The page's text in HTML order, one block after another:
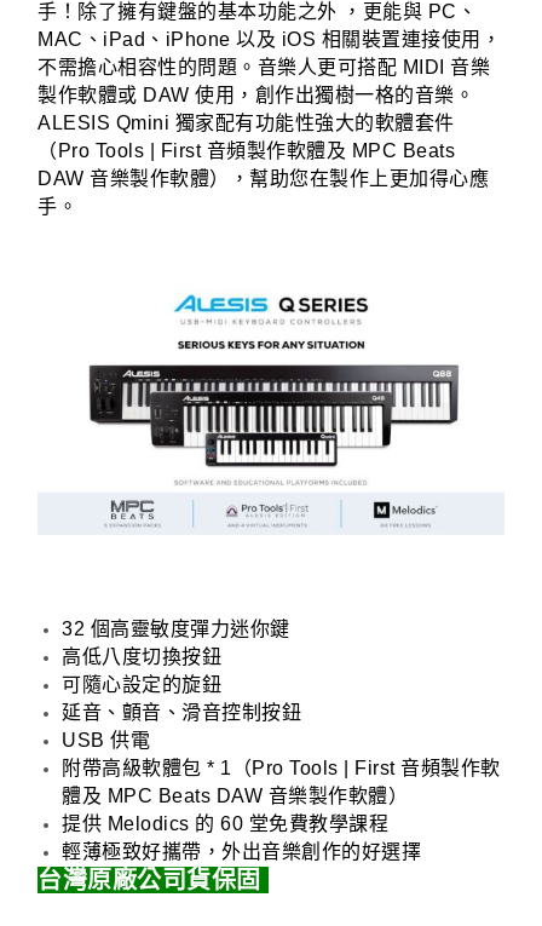
手！除了擁有鍵盤的基本功能之外 ，更能與 PC、
MAC、iPad、iPhone 以及 iOS 相關裝置連接使用，
不需擔心相容性的問題。音樂人更可搭配 MIDI 音樂
製作軟體或 DAW 使用，創作出獨樹一格的音樂。
ALESIS Qmini 獨家配有功能性強大的軟體套件
（Pro Tools | First 音頻製作軟體及 MPC Beats
DAW 音樂製作軟體），幫助您在製作上更加得心應
手。
32 個高靈敏度彈力迷你鍵
高低八度切換按鈕
可隨心設定的旋鈕
延音、顫音、滑音控制按鈕
USB 供電
附帶高級軟體包 * 1（Pro Tools | First 音頻製作軟
體及 MPC Beats DAW 音樂製作軟體）
提供 Melodics 的 60 堂免費教學課程
輕薄極致好攜帶，外出音樂創作的好選擇
台灣原廠公司貨保固